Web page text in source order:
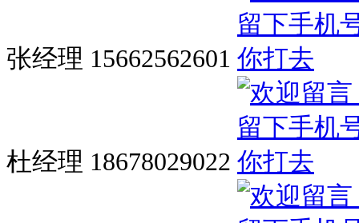
张经理 15662562601
杜经理 18678029022